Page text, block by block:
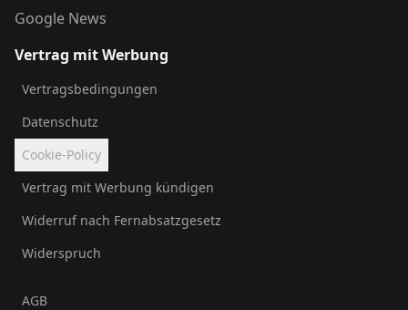
Google News
Vertrag mit Werbung
Vertragsbedingungen
Datenschutz
Cookie-Policy
Vertrag mit Werbung kündigen
Widerruf nach Fernabsatzgesetz
Widerspruch
AGB